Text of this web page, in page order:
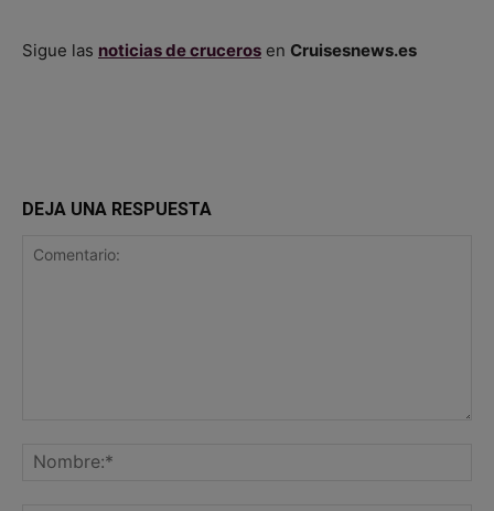
Sigue las noticias de cruceros en Cruisesnews.es
DEJA UNA RESPUESTA